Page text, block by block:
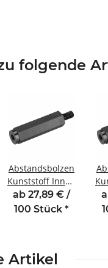
folgende
Abstandsbolzen
Kunststoff Innen
/Außengewinde
30 mm M6 SW10
ab 27,89 € /
100 Stück *
/
Artikel